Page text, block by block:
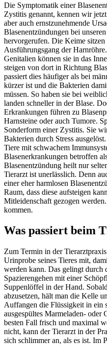
Die Symptomatik einer
Zystitis genannt, kennen wir
aber auch ernstzunehmende
Blasenentzündungen bei
hervorgerufen. Die Keime
Ausführungsgang der
Genitalien können sie in das
steigen von dort in Richtung
passiert dies häufiger als bei
kürzer ist und die Bakterien
müssen. So haben sie bei
landen schneller in der Blase.
Erkrankungen führen zu
Harnsteine oder auch Tumore.
Sonderform einer Zystitis. Sie
Bakterien durch Stress
Tiere mit schwachem
Blasenerkrankungen betroffen
Blasenentzündung heilt nur
Tierarzt ist unerlässlich. Denn
einer eher harmlosen
Raum, dass diese aufsteigen
Mitleidenschaft gezogen
kommen.
Was passiert beim
Zum Termin in der
Urinprobe seines Tieres mit,
werden kann. Das gelingt durch
Spazierengehen mit einer
Suppenlöffel in der Hand.
abzusetzen, hält man die Kelle
Auffangen die Flüssigkeit in ein
ausgespültes Marmeladen-
besten Fall frisch und maximal
nicht, kann der Tierarzt in der
sich schlimmer an, als es ist. Im